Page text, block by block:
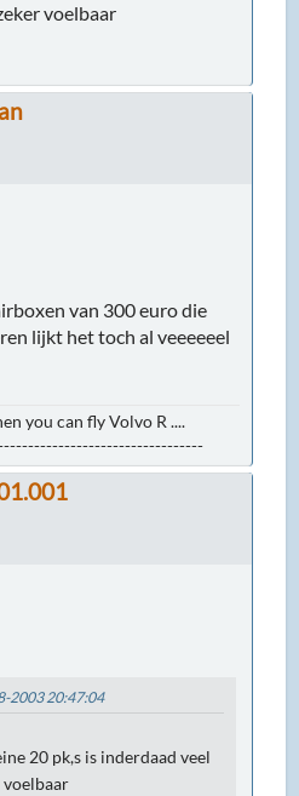
voelbaar
van 300 euro die
lijkt het toch al veeeeeel
you can fly Volvo R ....
2003 20:47:04
20 pk,s is inderdaad veel
voelbaar